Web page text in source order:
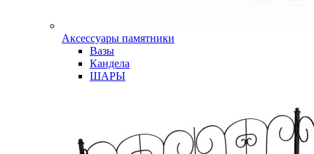
Аксессуары памятники
Вазы
Кандела
ШАРЫ